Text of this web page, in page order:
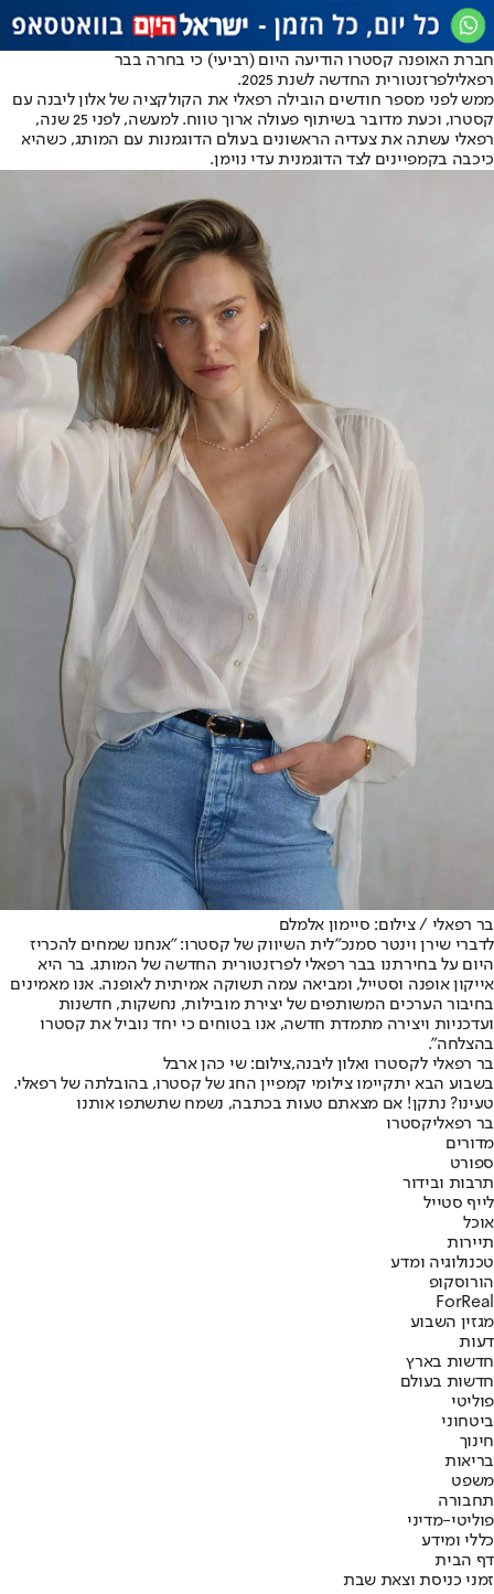
חברת האופנה קסטרו הודיעה היום (רביעי) כי בחרה בבר
רפאלילפרזנטורית החדשה לשנת 2025.
ממש לפני מספר חודשים הובילה רפאלי את הקולקציה של אלון ליבנה עם
קסטרו, וכעת מדובר בשיתוף פעולה ארוך טווח. למעשה, לפני 25 שנה,
רפאלי עשתה את צעדיה הראשונים בעולם הדוגמנות עם המותג, כשהיא
כיכבה בקמפיינים לצד הדוגמנית עדי נוימן.
בר רפאלי / צילום: סיימון אלמלם
לדברי שירן וינטר סמנכ"לית השיווק של קסטרו: "אנחנו שמחים להכריז
היום על בחירתנו בבר רפאלי לפרזנטורית החדשה של המותג. בר היא
אייקון אופנה וסטייל, ומביאה עמה תשוקה אמיתית לאופנה. אנו מאמינים
בחיבור הערכים המשותפים של יצירת מובילות, נחשקות, חדשנות
ועדכניות ויצירה מתמדת חדשה, אנו בטוחים כי יחד נוביל את קסטרו
בהצלחה".
בר רפאלי לקסטרו ואלון ליבנה,צילום: שי כהן ארבל
בשבוע הבא יתקיימו צילומי קמפיין החג של קסטרו, בהובלתה של רפאלי.
טעינו? נתקן! אם מצאתם טעות בכתבה, נשמח שתשתפו אותנו
בר רפאליקסטרו
מדורים
ספורט
תרבות ובידור
לייף סטייל
אוכל
תיירות
טכנולוגיה ומדע
הורוסקופ
ForReal
מגזין השבוע
דעות
חדשות בארץ
חדשות בעולם
פוליטי
ביטחוני
חינוך
בריאות
משפט
תחבורה
פוליטי-מדיני
כללי ומידע
דף הבית
זמני כניסת וצאת שבת